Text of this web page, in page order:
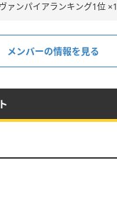
ァンパイアランキング1位 ×1
メンバーの情報を見る